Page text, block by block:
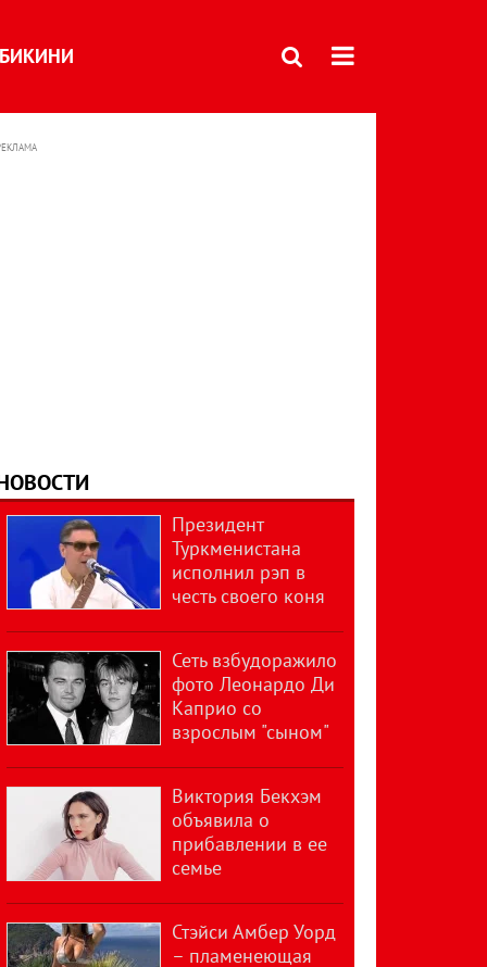
БИКИНИ
Президент
Туркменистана
исполнил рэп в
честь своего коня
Сеть взбудоражило
фото Леонардо Ди
Каприо со
взрослым "сыном"
Виктория Бекхэм
объявила о
прибавлении в ее
семье
Стэйси Амбер Уорд
– пламенеющая